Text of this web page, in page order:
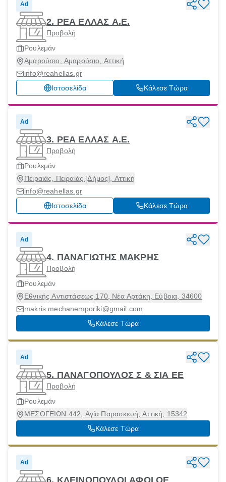
Ad
2. ΡΕΑ ΕΛΛΑΣ Α.Ε.
Προβολή
Ρουλεμάν
Αμαρούσιο, Αμαρούσιο, Αττική
info@reahellas.gr
Ιστοσελίδα
Κάλεσε Τώρα
Ad
3. ΡΕΑ ΕΛΛΑΣ Α.Ε.
Προβολή
Ρουλεμάν
Πειραιάς, Πειραιάς [Δήμος], Αττική
info@reahellas.gr
Ιστοσελίδα
Κάλεσε Τώρα
Ad
4. ΠΑΝΑΓΙΩΤΗΣ ΜΑΚΡΗΣ
Προβολή
Ρουλεμάν
Εθνικής Αντιστάσεως 170, Νέα Αρτάκη, Εύβοια, 34600
makris.mechanemporiki@gmail.com
Κάλεσε Τώρα
Ad
5. ΠΑΝΑΓΟΠΟΥΛΟΣ Σ & ΣΙΑ ΕΕ
Προβολή
Ρουλεμάν
ΜΕΣΟΓΕΙΩΝ 442, Αγία Παρασκευή, Αττική, 15342
Κάλεσε Τώρα
Ad
6. ΚΛΕΙΝΟΠΟΥΛΟΙ ΑΦΟΙ ΟΕ